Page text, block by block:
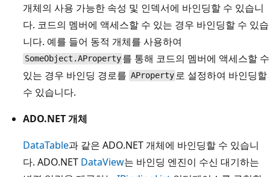
개체의 사용 가능한 속성 및 인덱서에 바인딩할 수 있습니
다. 코드의 멤버에 액세스할 수 있는 경우 바인딩할 수 있습
니다. 예를 들어 동적 개체를 사용하여
SomeObject.AProperty 를 통해 코드의 멤버에 액세스할 수
있는 경우 바인딩 경로를 AProperty 로 설정하여 바인딩할
수 있습니다.
ADO.NET 개체
DataTable과 같은 ADO.NET 개체에 바인딩할 수 있습니
다. ADO.NET DataView는 바인딩 엔진이 수신 대기하는